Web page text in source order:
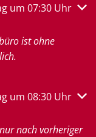
um 07:30 Uhr
ist ohne
um 08:30 Uhr
nach vorheriger